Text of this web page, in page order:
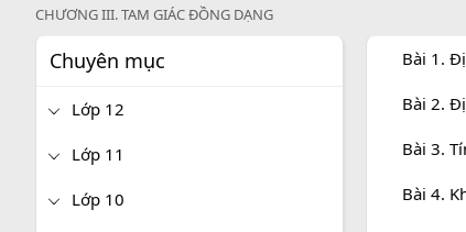
CHƯƠNG III. TAM GIÁC ĐỒNG DẠNG
Chuyên mục
Lớp 12
Lớp 11
Lớp 10
Bài 1.
Bài 2.
Bài 3.
Bài 4.